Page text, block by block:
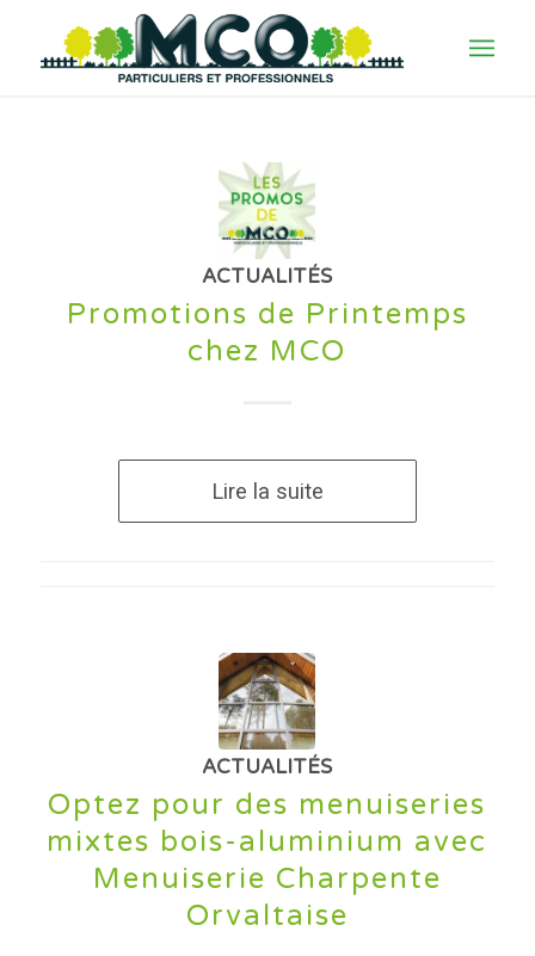
ACTUALITÉS
Promotions de Printemps
chez MCO
Lire la suite
ACTUALITÉS
Optez pour des menuiseries
mixtes bois-aluminium avec
Menuiserie Charpente
Orvaltaise